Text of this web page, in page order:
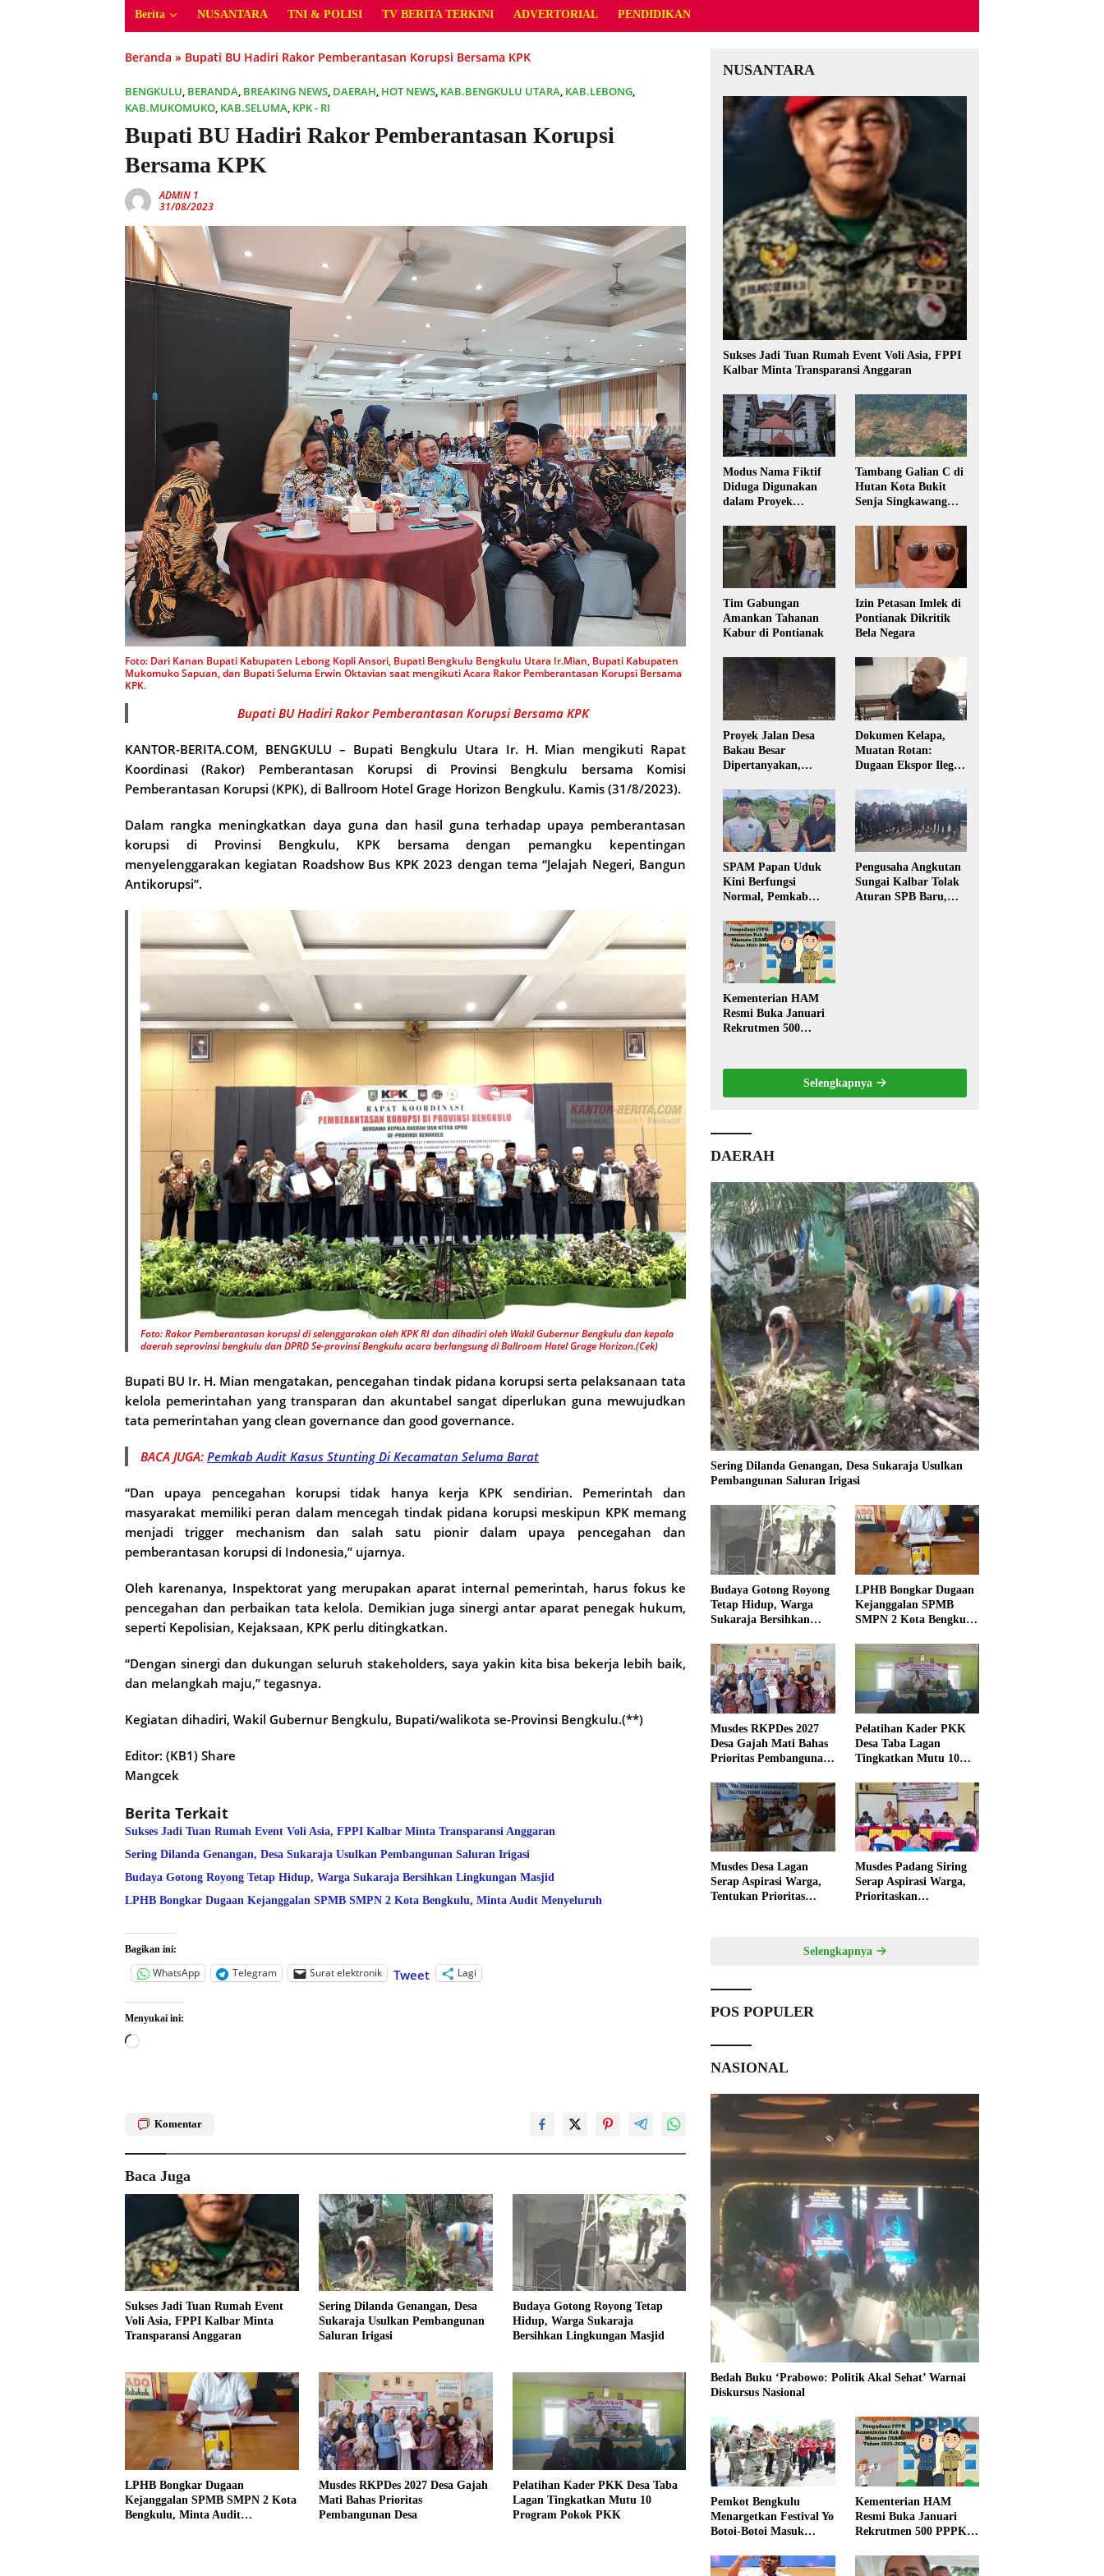
Berita NUSANTARA TNI & POLISI TV BERITA TERKINI ADVERTORIAL PENDIDIKAN
Beranda » Bupati BU Hadiri Rakor Pemberantasan Korupsi Bersama KPK
BENGKULU, BERANDA, BREAKING NEWS, DAERAH, HOT NEWS, KAB.BENGKULU UTARA, KAB.LEBONG,
KAB.MUKOMUKO, KAB.SELUMA, KPK - RI
Bupati BU Hadiri Rakor Pemberantasan Korupsi
Bersama KPK
ADMIN 1
31/08/2023
Foto: Dari Kanan Bupati Kabupaten Lebong Kopli Ansori, Bupati Bengkulu Bengkulu Utara Ir.Mian, Bupati Kabupaten
Mukomuko Sapuan, dan Bupati Seluma Erwin Oktavian saat mengikuti Acara Rakor Pemberantasan Korupsi Bersama
KPK.
Bupati BU Hadiri Rakor Pemberantasan Korupsi Bersama KPK
KANTOR-BERITA.COM, BENGKULU – Bupati Bengkulu Utara Ir. H. Mian mengikuti Rapat
Koordinasi (Rakor) Pemberantasan Korupsi di Provinsi Bengkulu bersama Komisi
Pemberantasan Korupsi (KPK), di Ballroom Hotel Grage Horizon Bengkulu. Kamis (31/8/2023).
Dalam rangka meningkatkan daya guna dan hasil guna terhadap upaya pemberantasan
korupsi di Provinsi Bengkulu, KPK bersama dengan pemangku kepentingan
menyelenggarakan kegiatan Roadshow Bus KPK 2023 dengan tema “Jelajah Negeri, Bangun
Antikorupsi”.
Foto: Rakor Pemberantasan korupsi di selenggarakan oleh KPK RI dan dihadiri oleh Wakil Gubernur Bengkulu dan kepala
daerah seprovinsi bengkulu dan DPRD Se-provinsi Bengkulu acara berlangsung di Ballroom Hotel Grage Horizon.(Cek)
Bupati BU Ir. H. Mian mengatakan, pencegahan tindak pidana korupsi serta pelaksanaan tata
kelola pemerintahan yang transparan dan akuntabel sangat diperlukan guna mewujudkan
tata pemerintahan yang clean governance dan good governance.
BACA JUGA: Pemkab Audit Kasus Stunting Di Kecamatan Seluma Barat
“Dan upaya pencegahan korupsi tidak hanya kerja KPK sendirian. Pemerintah dan
masyarakat memiliki peran dalam mencegah tindak pidana korupsi meskipun KPK memang
menjadi trigger mechanism dan salah satu pionir dalam upaya pencegahan dan
pemberantasan korupsi di Indonesia,” ujarnya.
Oleh karenanya, Inspektorat yang merupakan aparat internal pemerintah, harus fokus ke
pencegahan dan perbaikan tata kelola. Demikian juga sinergi antar aparat penegak hukum,
seperti Kepolisian, Kejaksaan, KPK perlu ditingkatkan.
“Dengan sinergi dan dukungan seluruh stakeholders, saya yakin kita bisa bekerja lebih baik,
dan melangkah maju,” tegasnya.
Kegiatan dihadiri, Wakil Gubernur Bengkulu, Bupati/walikota se-Provinsi Bengkulu.(**)
Editor: (KB1) Share
Mangcek
Berita Terkait
Sukses Jadi Tuan Rumah Event Voli Asia, FPPI Kalbar Minta Transparansi Anggaran
Sering Dilanda Genangan, Desa Sukaraja Usulkan Pembangunan Saluran Irigasi
Budaya Gotong Royong Tetap Hidup, Warga Sukaraja Bersihkan Lingkungan Masjid
LPHB Bongkar Dugaan Kejanggalan SPMB SMPN 2 Kota Bengkulu, Minta Audit Menyeluruh
Bagikan ini:
WhatsApp Telegram Surat elektronik Tweet Lagi
Menyukai ini:
Memuat...
Komentar
Baca Juga
Sukses Jadi Tuan Rumah Event
Voli Asia, FPPI Kalbar Minta
Transparansi Anggaran
Sering Dilanda Genangan, Desa
Sukaraja Usulkan Pembangunan
Saluran Irigasi
Budaya Gotong Royong Tetap
Hidup, Warga Sukaraja
Bersihkan Lingkungan Masjid
LPHB Bongkar Dugaan
Kejanggalan SPMB SMPN 2 Kota
Bengkulu, Minta Audit
Musdes RKPDes 2027 Desa Gajah
Mati Bahas Prioritas
Pembangunan Desa
Pelatihan Kader PKK Desa Taba
Lagan Tingkatkan Mutu 10
Program Pokok PKK
NUSANTARA
Sukses Jadi Tuan Rumah Event Voli Asia, FPPI
Kalbar Minta Transparansi Anggaran
Modus Nama Fiktif
Diduga Digunakan
dalam Proyek
Tambang Galian C di
Hutan Kota Bukit
Senja Singkawang
Tim Gabungan
Amankan Tahanan
Kabur di Pontianak
Izin Petasan Imlek di
Pontianak Dikritik
Bela Negara
Proyek Jalan Desa
Bakau Besar
Dipertanyakan,
dan Transparansi
Pelaksanaan
Pembangunan
Dokumen Kelapa,
Muatan Rotan:
Dugaan Ekspor Ilegal
Publik Kalbar
SPAM Papan Uduk
Kini Berfungsi
Normal, Pemkab
Distribusi Air Bersih
Lancar ke Rumah
Warga
Pengusaha Angkutan
Sungai Kalbar Tolak
Aturan SPB Baru,
Kementerian HAM
Resmi Buka Januari
Rekrutmen 500
Selengkapnya
DAERAH
Sering Dilanda Genangan, Desa Sukaraja Usulkan
Pembangunan Saluran Irigasi
Budaya Gotong Royong
Tetap Hidup, Warga
Sukaraja Bersihkan
LPHB Bongkar Dugaan
Kejanggalan SPMB
SMPN 2 Kota Bengkulu,
Menyeluruh
Musdes RKPDes 2027
Desa Gajah Mati Bahas
Prioritas Pembangunan
Pelatihan Kader PKK
Desa Taba Lagan
Tingkatkan Mutu 10
Musdes Desa Lagan
Serap Aspirasi Warga,
Tentukan Prioritas
Musdes Padang Siring
Serap Aspirasi Warga,
Prioritaskan
Selengkapnya
POS POPULER
NASIONAL
Bedah Buku ‘Prabowo: Politik Akal Sehat’ Warnai
Diskursus Nasional
Pemkot Bengkulu
Menargetkan Festival Yo
Botoi-Botoi Masuk
Nasional
Kementerian HAM
Resmi Buka Januari
Rekrutmen 500 PPPK,